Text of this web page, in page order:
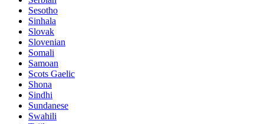
Sesotho
Sinhala
Slovak
Slovenian
Somali
Samoan
Scots Gaelic
Shona
Sindhi
Sundanese
Swahili